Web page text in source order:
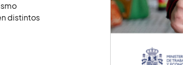
distintos